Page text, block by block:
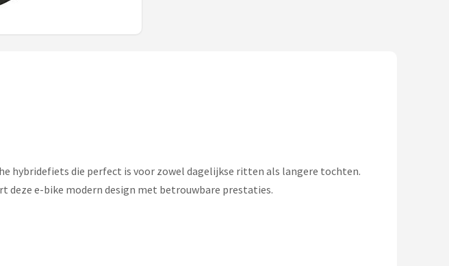
hybridefiets die perfect is voor zowel dagelijkse ritten als langere tochten.
e-bike modern design met betrouwbare prestaties.